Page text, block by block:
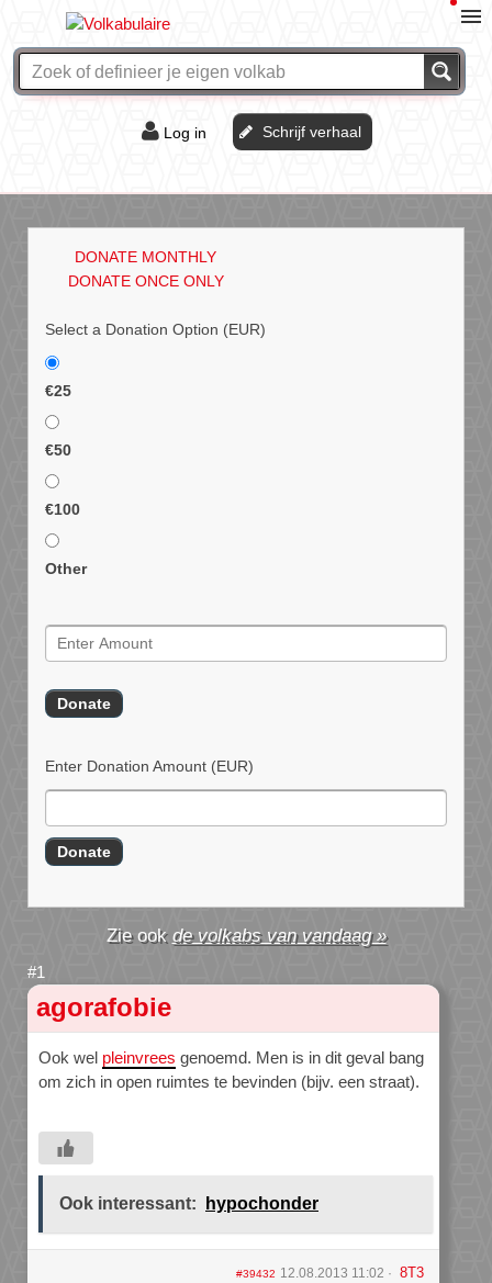
Log in Schrijf verhaal
DONATE MONTHLY
DONATE ONCE ONLY
Select a Donation Option (EUR)
€25
€50
€100
Other
Enter Donation Amount (EUR)
de volkabs van vandaag »
agorafobie
Ook wel pleinvrees genoemd. Men is in dit geval bang
om zich in open ruimtes te bevinden (bijv. een straat).
Ook interessant: hypochonder
#39432 12.08.2013 11:02 8T3